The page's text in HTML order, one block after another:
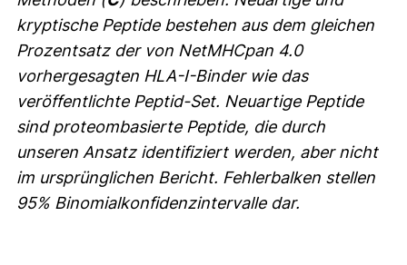
kryptische Peptide bestehen aus dem gleichen
Prozentsatz der von NetMHCpan 4.0
vorhergesagten HLA-I-Binder wie das
veröffentlichte Peptid-Set. Neuartige Peptide
sind proteombasierte Peptide, die durch
unseren Ansatz identifiziert werden, aber nicht
im ursprünglichen Bericht. Fehlerbalken stellen
95% Binomialkonfidenzintervalle dar.